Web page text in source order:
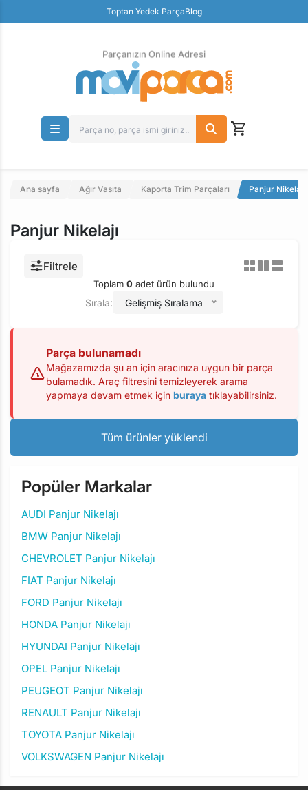
Toptan Yedek ParçaBlog
Parçanızın Online Adresi
Ana sayfa Ağır Vasıta Kaporta Trim Parçaları Panjur Nikelajı
Panjur Nikelajı
Filtrele
Toplam 0 adet ürün bulundu
Sırala: Gelişmiş Sıralama
Parça bulunamadı
Mağazamızda şu an için aracınıza uygun bir parça
bulamadık. Araç filtresini temizleyerek arama
yapmaya devam etmek için buraya tıklayabilirsiniz.
Tüm ürünler yüklendi
Popüler Markalar
AUDI Panjur Nikelajı
BMW Panjur Nikelajı
CHEVROLET Panjur Nikelajı
FIAT Panjur Nikelajı
FORD Panjur Nikelajı
HONDA Panjur Nikelajı
HYUNDAI Panjur Nikelajı
OPEL Panjur Nikelajı
PEUGEOT Panjur Nikelajı
RENAULT Panjur Nikelajı
TOYOTA Panjur Nikelajı
VOLKSWAGEN Panjur Nikelajı